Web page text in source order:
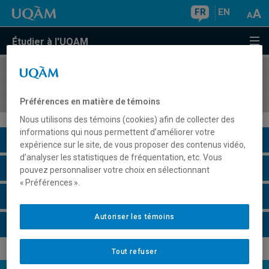
FR EN
Étudier à l'UQAM
COURS//
Description du cours
Horaire - Été 2026
Préférences en matière de témoins
Nous utilisons des témoins (cookies) afin de collecter des
informations qui nous permettent d’améliorer votre
expérience sur le site, de vous proposer des contenus vidéo,
d’analyser les statistiques de fréquentation, etc. Vous
pouvez personnaliser votre choix en sélectionnant
« Préférences ».
Tout refuser
Autoriser les témoins